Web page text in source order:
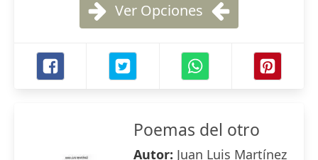
Ver Opciones
Poemas del otro
Autor: Juan Luis Martínez